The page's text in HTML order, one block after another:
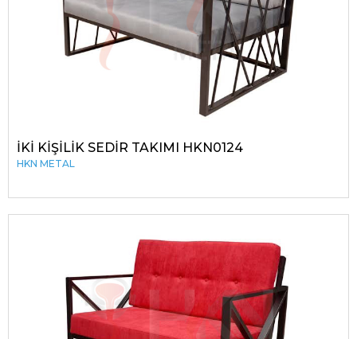
İKİ KİŞİLİK SEDİR TAKIMI HKN0124
HKN METAL